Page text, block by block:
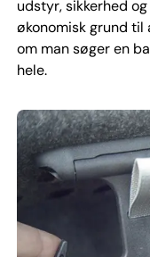
udstyr, sikkerhed
økonomisk grund
om man søger en
hele.